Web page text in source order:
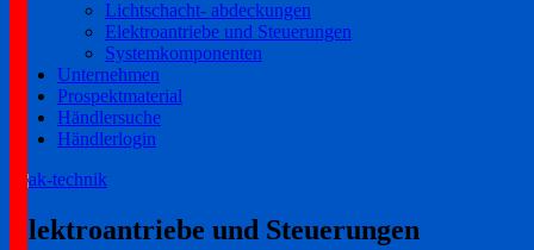
Lichtschacht- abdeckungen
Elektroantriebe und Steuerungen
Systemkomponenten
Unternehmen
Prospektmaterial
Händlersuche
Händlerlogin
ak-technik
Elektroantriebe und Steuerungen